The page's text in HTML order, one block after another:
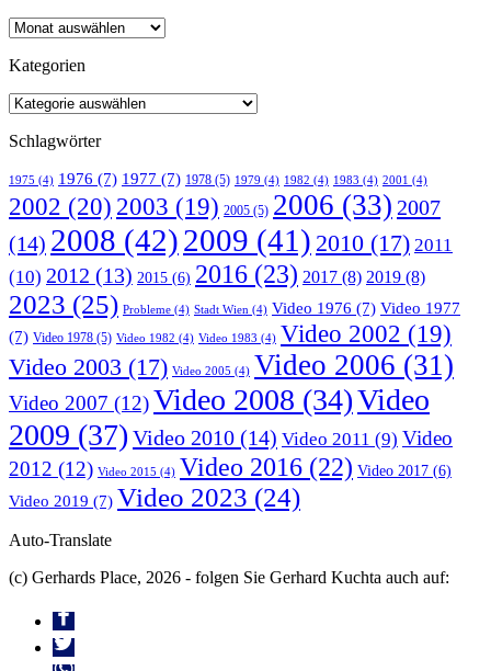
Kategorien
Schlagwörter
1975 (4) 1976 (7) 1977 (7) 1978 (5) 1979 (4) 1982 (4) 1983 (4) 2001 (4)
2002 (20) 2003 (19) 2005 (5) 2006 (33) 2007
(14) 2008 (42)2009 (41) 2010 (17) 2011
(10) 2012 (13) 2015 (6) 2016 (23) 2017 (8) 2019 (8)
2023 (25) Probleme (4) Stadt Wien (4) Video 1976 (7) Video 1977
(7) Video 1978 (5) Video 1982 (4) Video 1983 (4) Video 2002 (19)
Video 2003 (17) Video 2005 (4) Video 2006 (31)
Video 2007 (12)Video 2008 (34)Video
2009 (37) Video 2010 (14) Video 2011 (9) Video
2012 (12) Video 2015 (4) Video 2016 (22) Video 2017 (6)
Video 2019 (7) Video 2023 (24)
Auto-Translate
(c) Gerhards Place, 2026 - folgen Sie Gerhard Kuchta auch auf: